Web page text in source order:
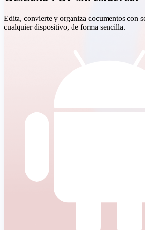
Edita, convierte y organiza documentos con
cualquier dispositivo, de forma sencilla.